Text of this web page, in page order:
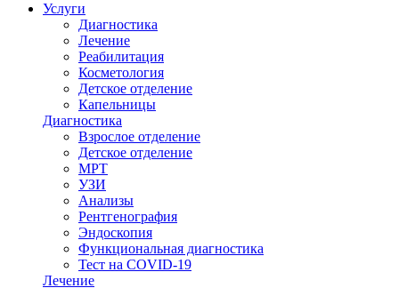
Услуги
Диагностика
Лечение
Реабилитация
Косметология
Детское отделение
Капельницы
Диагностика
Взрослое отделение
Детское отделение
МРТ
УЗИ
Анализы
Рентгенография
Эндоскопия
Функциональная диагностика
Тест на COVID-19
Лечение